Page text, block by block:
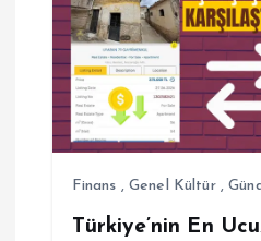
n
m
Finans ,Genel Kültür,
Türkiye’nin En